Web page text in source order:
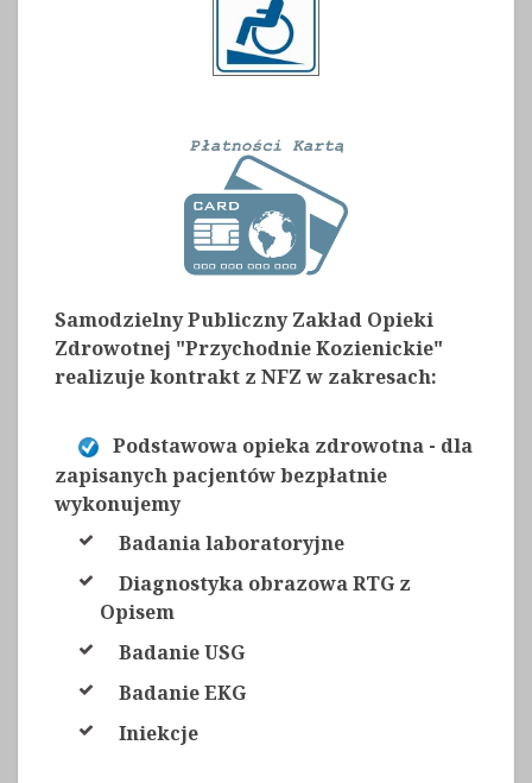
Samodzielny Publiczny Zakład Opieki
Zdrowotnej "Przychodnie Kozienickie"
realizuje kontrakt z NFZ w zakresach:
Podstawowa opieka zdrowotna - dla
zapisanych pacjentów bezpłatnie
wykonujemy
Badania laboratoryjne
Diagnostyka obrazowa RTG z
Opisem
Badanie USG
Badanie EKG
Iniekcje